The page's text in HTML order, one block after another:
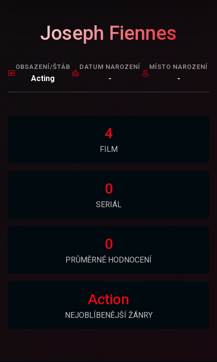
Joseph Fiennes
OBSAZENÍ/ŠTÁB
Acting
DATUM NAROZENÍ
-
MÍSTO NAROZENÍ
-
4
FILM
0
SERIÁL
0
PRŮMĚRNÉ HODNOCENÍ
Action
NEJOBLÍBENĚJŠÍ ŽÁNRY